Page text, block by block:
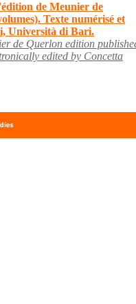
de Meunier de
Texte numérisé et
Università di Bari.
de Querlon edition
edited by Concetta